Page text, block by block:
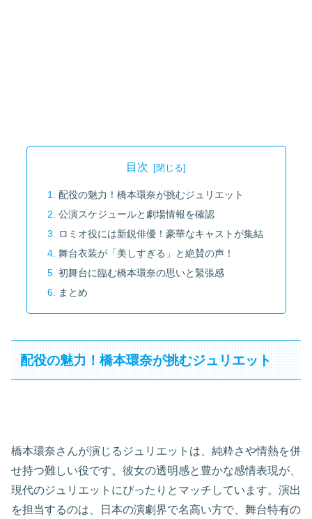
目次
配役の魅力！橋本環奈が挑むジュリエット
公演スケジュールと劇場情報を確認
ロミオ役には新鋭俳優！豪華なキャストが集結
舞台衣装が「美しすぎる」と絶賛の声！
初舞台に臨む橋本環奈の思いと緊張感
まとめ
配役の魅力！橋本環奈が挑むジュリエット
橋本環奈さんが演じるジュリエットは、純粋さや情熱を併
せ持つ難しい役です。彼女の透明感と豊かな感情表現が、
現代のジュリエットにぴったりとマッチしています。演出
を担当するのは、日本の演劇界で名高い方で、舞台特有の